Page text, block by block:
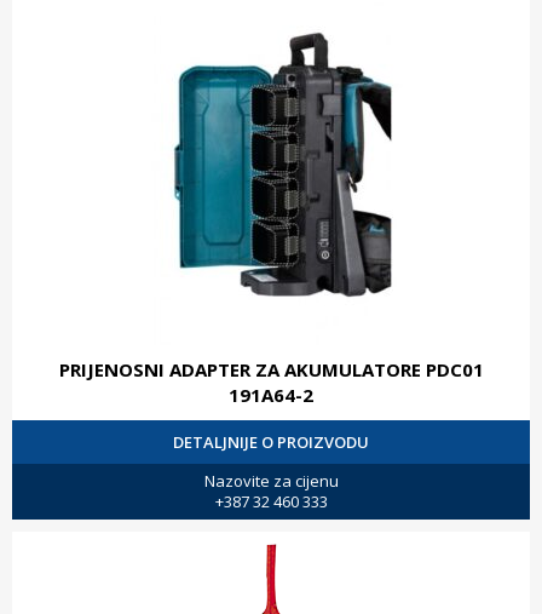
PRIJENOSNI ADAPTER ZA AKUMULATORE PDC01
191A64-2
DETALJNIJE O PROIZVODU
Nazovite za cijenu
+387 32 460 333